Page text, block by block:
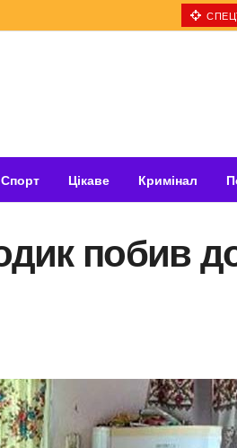
Спорт Цікаве Кримінал
побив